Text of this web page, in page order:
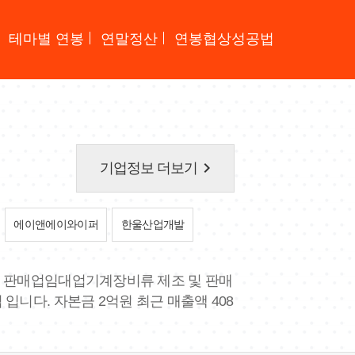
테마별 연봉 연말정산 연봉협상성공법
기업정보 더보기 keyboard_arrow_right
에이앤에이와이퍼 한울산업개발
매업임대업기계장비류 제조 및 판매
니다. 자본금 2억원 최근 매출액 408